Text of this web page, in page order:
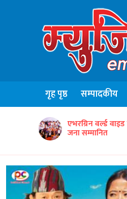
गृह पृष्ठ सम्पादकीय
विद्यार्थीसहित
फ्रान्समा उत्कृष्ट प्रस्तुति